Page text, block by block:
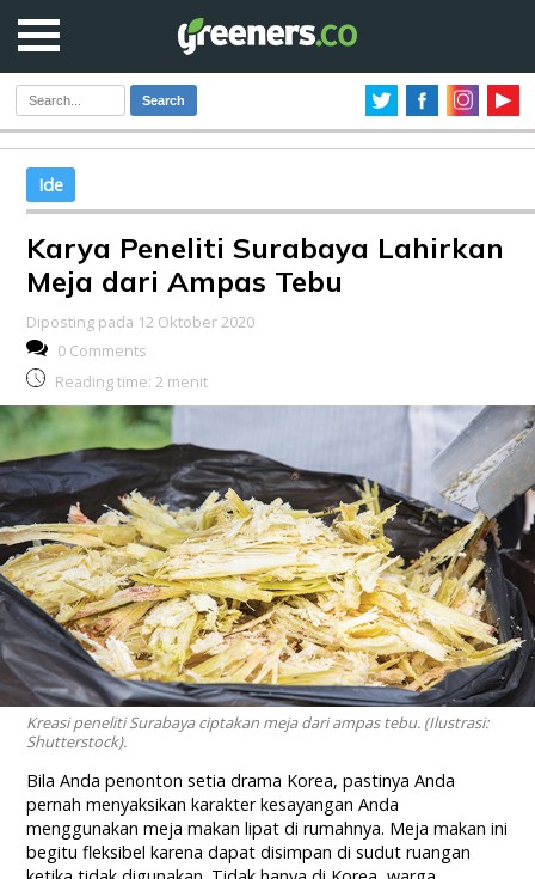
Search
Ide
Karya Peneliti Surabaya Lahirkan
Meja dari Ampas Tebu
Diposting pada 12 Oktober 2020
0 Comments
Reading time: 2 menit
Kreasi peneliti Surabaya ciptakan meja dari ampas tebu. (Ilustrasi:
Shutterstock).
Bila Anda penonton setia drama Korea, pastinya Anda
pernah menyaksikan karakter kesayangan Anda
menggunakan meja makan lipat di rumahnya. Meja makan ini
begitu fleksibel karena dapat disimpan di sudut ruangan